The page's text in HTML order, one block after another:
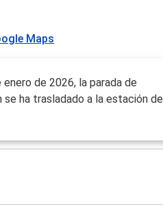
Maps
de 2026, la parada de
se ha trasladado a la estación de